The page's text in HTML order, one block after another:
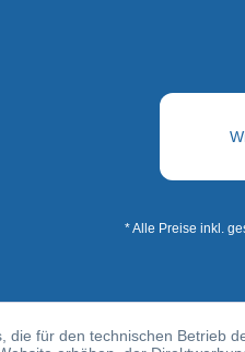
* Alle Preise inkl.
die für den technischen Betrieb